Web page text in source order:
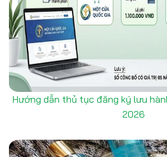
Hướng dẫn thủ tục đăng ký lưu
2026